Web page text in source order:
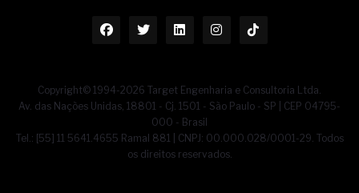
Copyright© 1994-2026 Target Engenharia e Consultoria Ltda.
Av. das Nações Unidas, 18801 - Cj. 1501 - São Paulo - SP | CEP 04795-
000 - Brasil
Tel.: [55] 11 5641.4655 Ramal 881 | CNPJ: 00.000.028/0001-29. Todos
os direitos reservados.